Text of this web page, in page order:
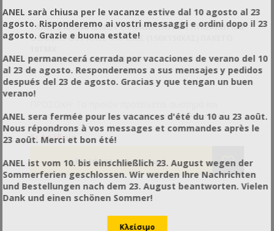
ΤΑΙΝΊΕΣ ΚΑΘΑΡΙΣΜΟΎ ΕΠΙΦΑΝΕΊΩΝ ΜΕ ΓΛΥΚΕΡΊΝΗ ΚΑΙ
ΟΞΑΛΙΚΌ ΟΞΎ ANEL ΦΑΡΔΙΈΣ (150X150ΧΛΣ) ΠΑΚΈΤΟ
Κωδικός προϊόντος: AN60557
αποκλειστικά και μόνο για χρήση ως καθαριστικό
επιφανειών όπως και είναι γνωστοποιημένο στις
αρμόδιες υπηρεσίες. Το προϊόν δεν προτείνεται και
αναγραφόμενων στην ετικέτα του.
Σε Απόθεμα
ANEL sarà chiusa per le vacanze estive dal 10 agosto al 23
agosto. Risponderemo ai vostri messaggi e ordini dopo il 23
agosto. Grazie e buona estate!
ANEL permanecerá cerrada por vacaciones de verano del 10
al 23 de agosto. Responderemos a sus mensajes y pedidos
después del 23 de agosto. Gracias y que tengan un buen
verano!
ANEL sera fermée pour les vacances d'été du 10 au 23 août.
Nous répondrons à vos messages et commandes après le
23 août. Merci et bon été!
ANEL ist vom 10. bis einschließlich 23. August wegen der
Sommerferien geschlossen. Wir werden Ihre Nachrichten
und Bestellungen nach dem 23. August beantworten. Vielen
Dank und einen schönen Sommer!